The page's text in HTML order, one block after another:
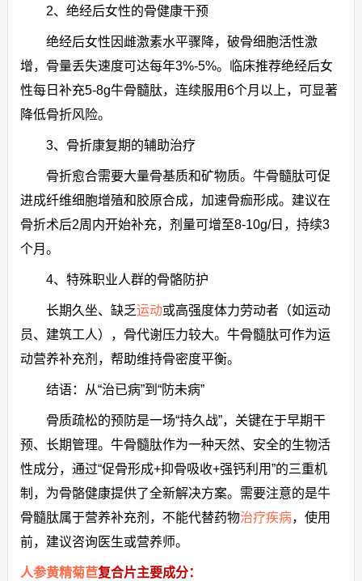
2、绝经后女性的骨健康干预
绝经后女性因雌激素水平骤降，破骨细胞活性激
增，骨量丢失速度可达每年3%-5%。临床推荐绝经后女
性每日补充5-8g牛骨髓肽，连续服用6个月以上，可显著
降低骨折风险。
3、骨折康复期的辅助治疗
骨折愈合需要大量骨基质和矿物质。牛骨髓肽可促
进成纤维细胞增殖和胶原合成，加速骨痂形成。建议在
骨折术后2周内开始补充，剂量可增至8-10g/日，持续3
个月。
4、特殊职业人群的骨骼防护
长期久坐、缺乏运动或高强度体力劳动者（如运动
员、建筑工人），骨代谢压力较大。牛骨髓肽可作为运
动营养补充剂，帮助维持骨密度平衡。
结语：从“治已病”到“防未病”
骨质疏松的预防是一场“持久战”，关键在于早期干
预、长期管理。牛骨髓肽作为一种天然、安全的生物活
性成分，通过“促骨形成+抑骨吸收+强钙利用”的三重机
制，为骨骼健康提供了全新解决方案。需要注意的是牛
骨髓肽属于营养补充剂，不能代替药物治疗疾病，使用
前，建议咨询医生或营养师。
人参黄精菊苣复合片主要成分：